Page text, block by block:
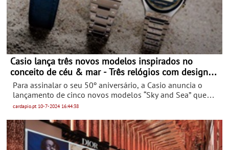
sustentável dos recursos naturais.
Casio lança três novos modelos inspirados no
conceito de céu & mar - Três relógios com design
partilhado em tons de azul e dourado
Para assinalar o seu 50º aniversário, a Casio anuncia o
lançamento de cinco novos modelos “Sky and Sea” que
englobam as suas marcas Casiotron, G-Shock e Edifice. O
de azul e dourado para evocar a luz que ilumina o céu e o
mar.
cardapio.pt 10-7-202416:44:38